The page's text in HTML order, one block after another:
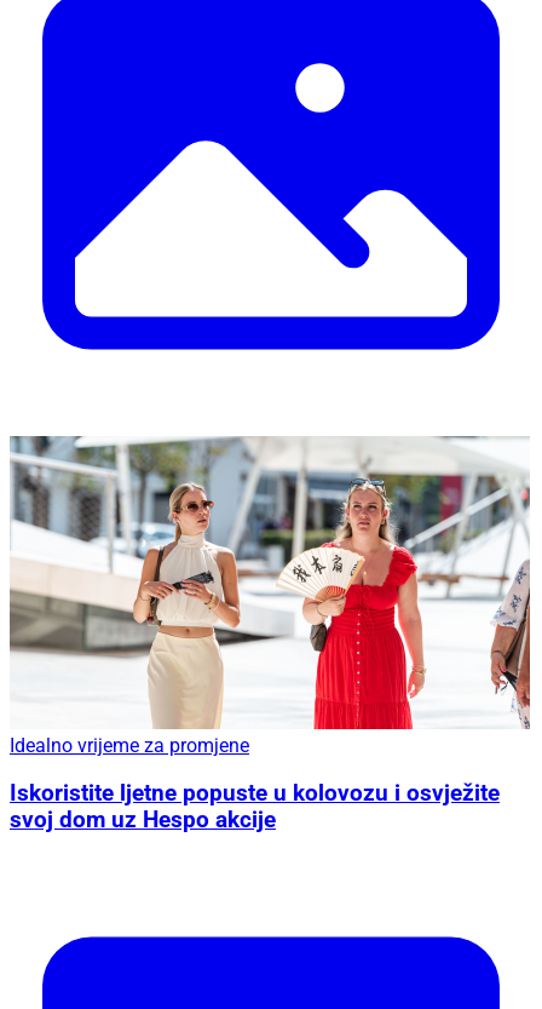
Idealno vrijeme za promjene
Iskoristite ljetne popuste u kolovozu i osvježite
svoj dom uz Hespo akcije